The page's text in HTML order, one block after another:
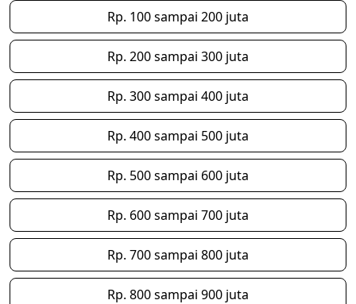
Rp. 100 sampai 200 juta
Rp. 200 sampai 300 juta
Rp. 300 sampai 400 juta
Rp. 400 sampai 500 juta
Rp. 500 sampai 600 juta
Rp. 600 sampai 700 juta
Rp. 700 sampai 800 juta
Rp. 800 sampai 900 juta